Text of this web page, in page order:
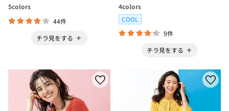
5colors
44件
チラ見をする
4colors
COOL
9件
チラ見をする